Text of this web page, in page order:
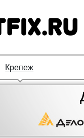
Крепеж